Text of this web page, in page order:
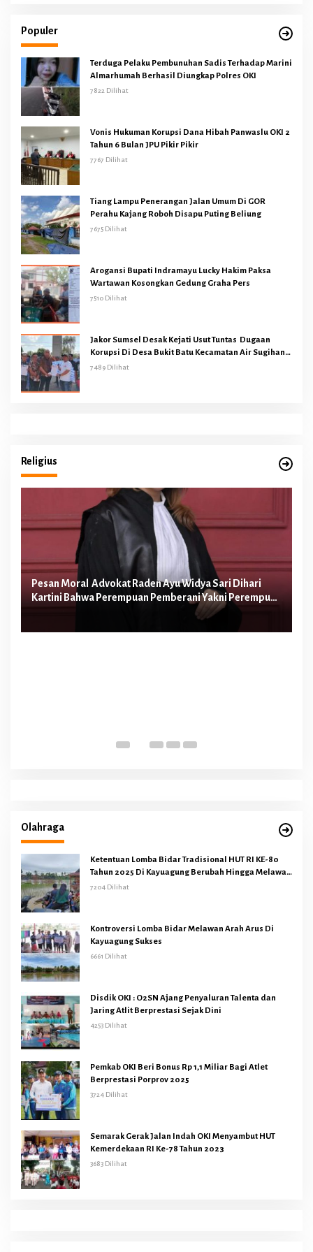
Populer
Terduga Pelaku Pembunuhan Sadis Terhadap Marini
Almarhumah Berhasil Diungkap Polres OKI
7822 Dilihat
Vonis Hukuman Korupsi Dana Hibah Panwaslu OKI 2
Tahun 6 Bulan JPU Pikir Pikir
7767 Dilihat
Tiang Lampu Penerangan Jalan Umum Di GOR
Perahu Kajang Roboh Disapu Puting Beliung
7675 Dilihat
Arogansi Bupati Indramayu Lucky Hakim Paksa
Wartawan Kosongkan Gedung Graha Pers
7510 Dilihat
Jakor Sumsel Desak Kejati Usut Tuntas Dugaan
Korupsi Di Desa Bukit Batu Kecamatan Air Sugihan
OKI
7489 Dilihat
Religius
Pesan Moral Advokat Raden Ayu Widya Sari Dihari
Kartini Bahwa Perempuan Pemberani Yakni Perempuan
yang Berani Melawan Ketidakadilan
Olahraga
Ketentuan Lomba Bidar Tradisional HUT RI KE-80
Tahun 2025 Di Kayuagung Berubah Hingga Melawan
Arus
7204 Dilihat
Kontroversi Lomba Bidar Melawan Arah Arus Di
Kayuagung Sukses
6661 Dilihat
Disdik OKI : O2SN Ajang Penyaluran Talenta dan
Jaring Atlit Berprestasi Sejak Dini
4253 Dilihat
Pemkab OKI Beri Bonus Rp 1,1 Miliar Bagi Atlet
Berprestasi Porprov 2025
3724 Dilihat
Semarak Gerak Jalan Indah OKI Menyambut HUT
Kemerdekaan RI Ke-78 Tahun 2023
3683 Dilihat